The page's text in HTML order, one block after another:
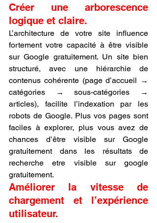
Créer une arborescence
logique et claire.
L’architecture de votre site influence
fortement votre capacité à être visible
sur Google gratuitement. Un site bien
structuré, avec une hiérarchie de
contenus cohérente (page d’accueil →
catégories → sous-catégories →
articles), facilite l’indexation par les
robots de Google. Plus vos pages sont
faciles à explorer, plus vous avez de
chances d’être visible sur Google
gratuitement dans les résultats de
recherche etre visible sur google
gratuitement.
Améliorer la vitesse de
chargement et l’expérience
utilisateur.